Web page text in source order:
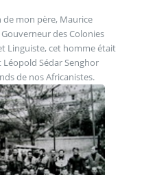
de mon père, Maurice
Gouverneur des Colonies
Linguiste, cet homme était
Sédar Senghor
de nos Africanistes.